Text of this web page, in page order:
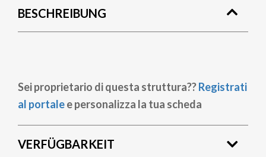
BESCHREIBUNG
Sei proprietario di questa struttura??Registrati
al portalee personalizza la tua scheda
VERFÜGBARKEIT